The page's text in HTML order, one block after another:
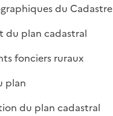
du Cadastre
du plan cadastral
fonciers ruraux
plan
du plan cadastral